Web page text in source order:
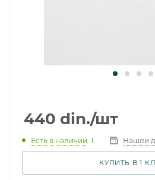
440 din./шт
Есть в наличии: 1 Нашли
КУПИТЬ В 1